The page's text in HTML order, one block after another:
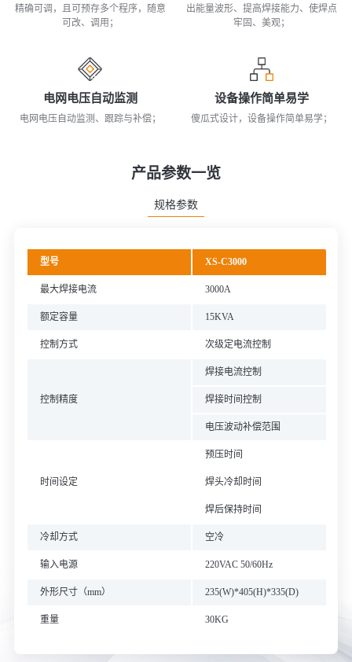
精确可调，且可预存多个程序，随意
可改、调用；
出能量波形、提高焊接能力、使焊点
牢固、美观；
电网电压自动监测
电网电压自动监测、跟踪与补偿；
设备操作简单易学
傻瓜式设计，设备操作简单易学；
产品参数一览
规格参数
型号 XS-C3000
最大焊接电流 3000A
额定容量 15KVA
控制方式 次级定电流控制
控制精度
焊接电流控制
焊接时间控制
电压波动补偿范围
时间设定
预压时间
焊头冷却时间
焊后保持时间
冷却方式 空冷
输入电源 220VAC 50/60Hz
外形尺寸（mm） 235(W)*405(H)*335(D)
重量 30KG